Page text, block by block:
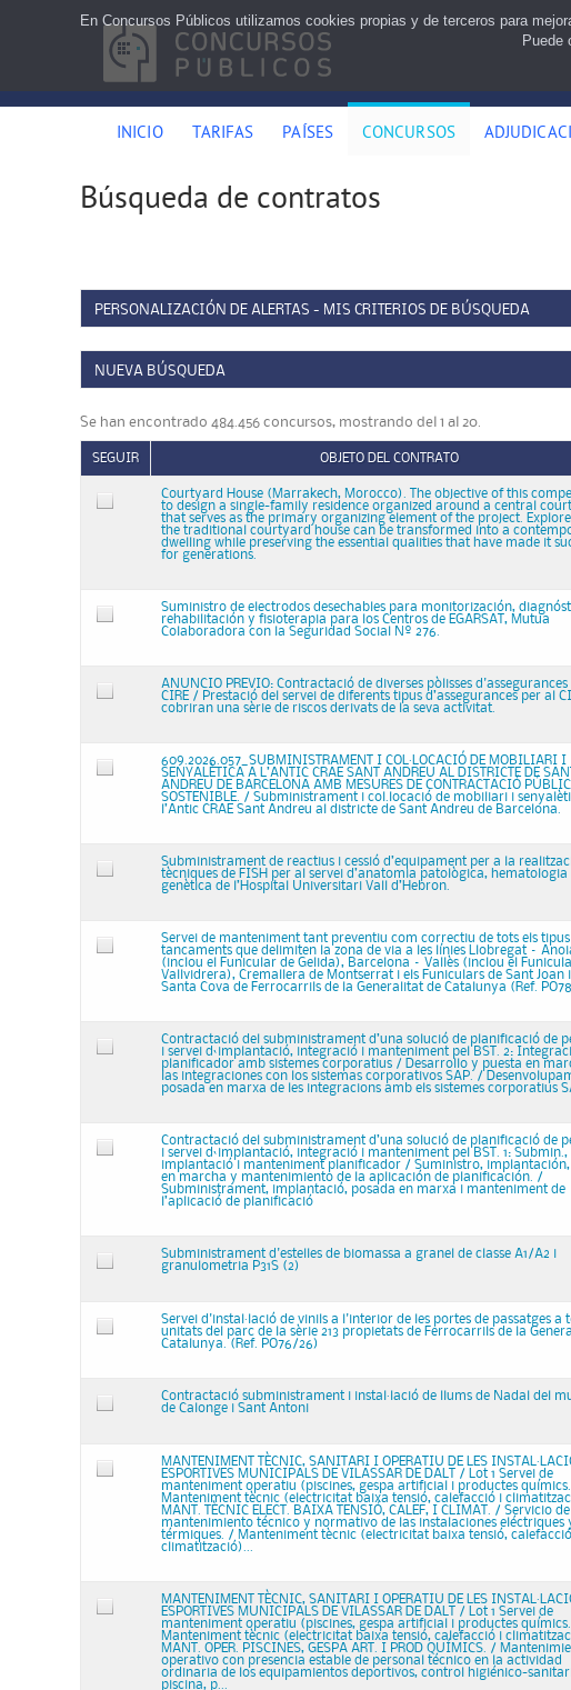
INICIO TARIFAS PAÍSES CONCURSOS
Búsqueda de contratos
PERSONALIZACIÓN DE ALERTAS - MIS CRITERIOS DE BÚSQUEDA
NUEVA BÚSQUEDA
Se han encontrado 484.456 concursos, mostrando del 1 al 20.
SEGUIR OBJETO DEL CONTRATO
Courtyard House (Marrakech, Morocco). The objective of this
to design a single-family residence organized around a central
that serves as the primary organizing element of the project.
the traditional courtyard house can be transformed into a
dwelling while preserving the essential qualities that have made it
for generations.
Suministro de electrodos desechables para monitorización,
rehabilitación y fisioterapia para los Centros de EGARSAT, Mutua
Colaboradora con la Seguridad Social Nº 276.
ANUNCIO PREVIO: Contractació de diverses pòlisses d'assegurances
CIRE / Prestació del servei de diferents tipus d’assegurances per al
cobriran una sèrie de riscos derivats de la seva activitat.
609.2026.057_SUBMINISTRAMENT I COL·LOCACIÓ DE MOBILIARI I
SENYALÈTICA A L’ANTIC CRAE SANT ANDREU AL DISTRICTE DE SANT
ANDREU DE BARCELONA AMB MESURES DE CONTRACTACIÓ
SOSTENIBLE. / Subministrament i col.locació de mobiliari i
l’Antic CRAE Sant Andreu al districte de Sant Andreu de Barcelona.
Subministrament de reactius i cessió d’equipament per a la
tècniques de FISH per al servei d’anatomia patològica, hematologia
genètica de l’Hospital Universitari Vall d’Hebron.
Servei de manteniment tant preventiu com correctiu de tots els tipus
tancaments que delimiten la zona de via a les línies Llobregat –
(inclou el Funicular de Gelida), Barcelona – Vallès (inclou el
Vallvidrera), Cremallera de Montserrat i els Funiculars de Sant Joan
Santa Cova de Ferrocarrils de la Generalitat de Catalunya (Ref.
Contractació del subministrament d’una solució de planificació de
i servei d‘implantació, integració i manteniment pel BST. 2:
planificador amb sistemes corporatius / Desarrollo y puesta en
las integraciones con los sistemas corporativos SAP. /
posada en marxa de les integracions amb els sistemes corporatius
Contractació del subministrament d’una solució de planificació de
i servei d‘implantació, integració i manteniment pel BST. 1: Submin.,
implantació i manteniment planificador / Suministro, implantación,
en marcha y mantenimiento de la aplicación de planificación. /
Subministrament, implantació, posada en marxa i manteniment de
l’aplicació de planificació
Subministrament d'estelles de biomassa a granel de classe A1/A2 i
granulometria P31S (2)
Servei d'instal·lació de vinils a l'interior de les portes de passatges a
unitats del parc de la sèrie 213 propietats de Ferrocarrils de la
Catalunya. (Ref. PO76/26)
Contractació subministrament i instal·lació de llums de Nadal del
de Calonge i Sant Antoni
MANTENIMENT TÈCNIC, SANITARI I OPERATIU DE LES
ESPORTIVES MUNICIPALS DE VILASSAR DE DALT / Lot 1 Servei de
manteniment operatiu (piscines, gespa artificial i productes químics.
Manteniment tècnic (electricitat baixa tensió, calefacció i
MANT. TÈCNIC ELECT. BAIXA TENSIÓ, CALEF, I CLIMAT. / Servicio de
mantenimiento técnico y normativo de las instalaciones eléctriques
térmiques. / Manteniment tècnic (electricitat baixa tensió,
climatització)...
MANTENIMENT TÈCNIC, SANITARI I OPERATIU DE LES
ESPORTIVES MUNICIPALS DE VILASSAR DE DALT / Lot 1 Servei de
manteniment operatiu (piscines, gespa artificial i productes químics.
Manteniment tècnic (electricitat baixa tensió, calefacció i
MANT. OPER. PISCINES, GESPA ART. I PROD QUÍMICS. /
operativo con presencia estable de personal técnico en la actividad
ordinaria de los equipamientos deportivos, control higiénico-
piscina, p...
En Concursos Públicos utilizamos cookies propias y de terceros para
Puede